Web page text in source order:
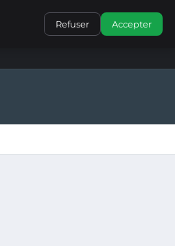
CONTACT
Refuser Accepter